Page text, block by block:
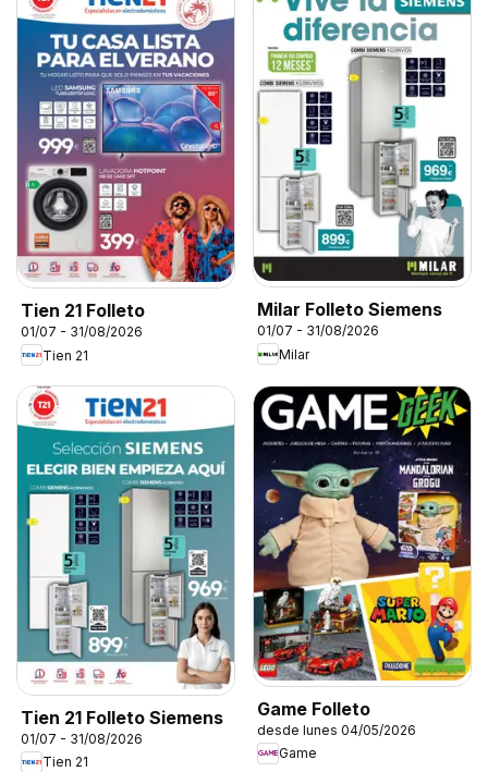
Tien 21 Folleto
01/07 - 31/08/2026
Tien 21
Milar Folleto Siemens
01/07 - 31/08/2026
Milar
Tien 21 Folleto Siemens
01/07 - 31/08/2026
Tien 21
Game Folleto
desde lunes 04/05/2026
Game